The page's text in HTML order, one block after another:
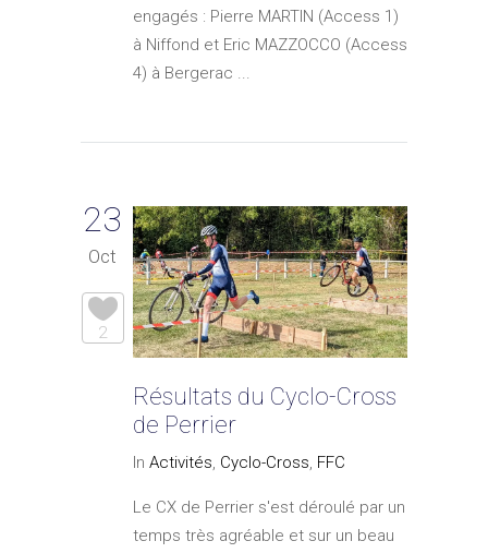
engagés : Pierre MARTIN (Access 1)
à Niffond et Eric MAZZOCCO (Access
4) à Bergerac ...
23
Oct
2
Résultats du Cyclo-Cross
de Perrier
In Activités, Cyclo-Cross, FFC
Le CX de Perrier s'est déroulé par un
temps très agréable et sur un beau